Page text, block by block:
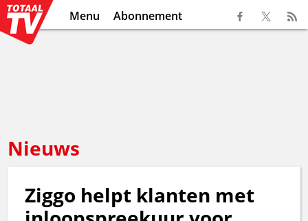
Menu Abonnement
Nieuws
Ziggo helpt klanten met